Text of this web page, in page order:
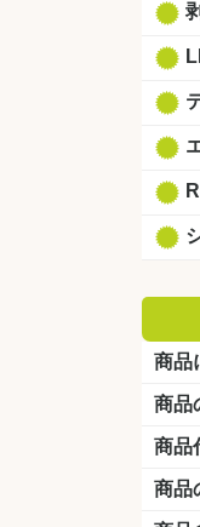
商品
商品
商品
商品